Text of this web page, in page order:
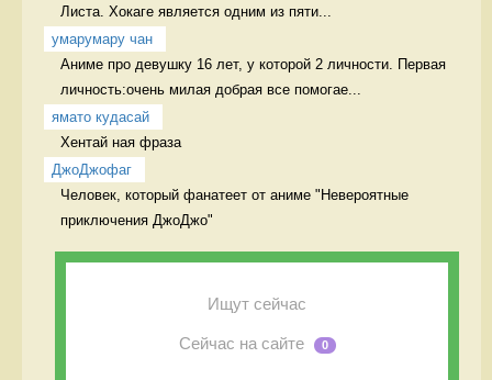
Листа. Хокаге является одним из пяти...
умарумару чан
Аниме про девушку 16 лет, у которой 2 личности. Первая
личность:очень милая добрая все помогае...
ямато кудасай
Хентай ная фраза
ДжоДжофаг
Человек, который фанатеет от аниме "Невероятные
приключения ДжоДжо"
Ищут сейчас
Сейчас на сайте 0